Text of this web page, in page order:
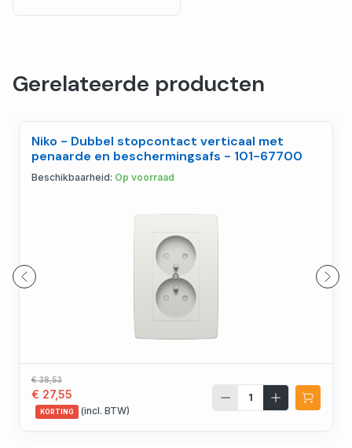
Gerelateerde producten
Niko - Dubbel stopcontact verticaal met
penaarde en beschermingsafs - 101-67700
Beschikbaarheid: Op voorraad
€ 38,53
€ 27,55
KORTING (incl. BTW)